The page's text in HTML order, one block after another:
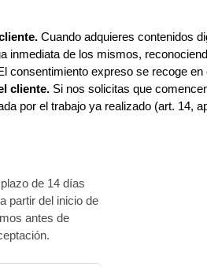
Cuando adquieres contenidos
de los mismos,
consentimiento expreso se recoge
cliente. Si nos solicitas que
por el trabajo ya realizado (art. 14,
de 14 días
partir del inicio de
antes de